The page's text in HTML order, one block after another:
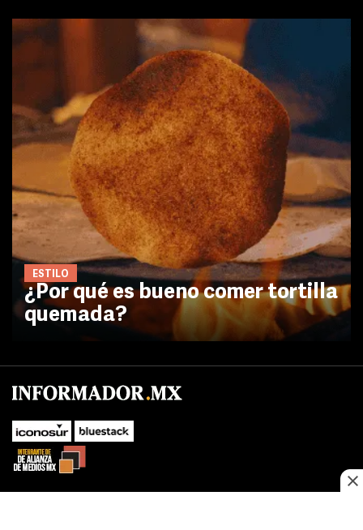
ESTILO
¿Por qué es bueno comer tortilla
quemada?